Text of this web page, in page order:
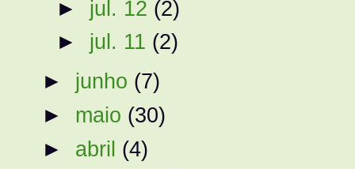
► jul. 12 (2)
► jul. 11 (2)
► junho (7)
► maio (30)
► abril (4)